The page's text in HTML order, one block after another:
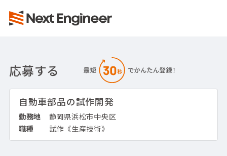
応募する
自動車部品の試作開発
勤務地
静岡県浜松市中央区
職種
試作《生産技術》